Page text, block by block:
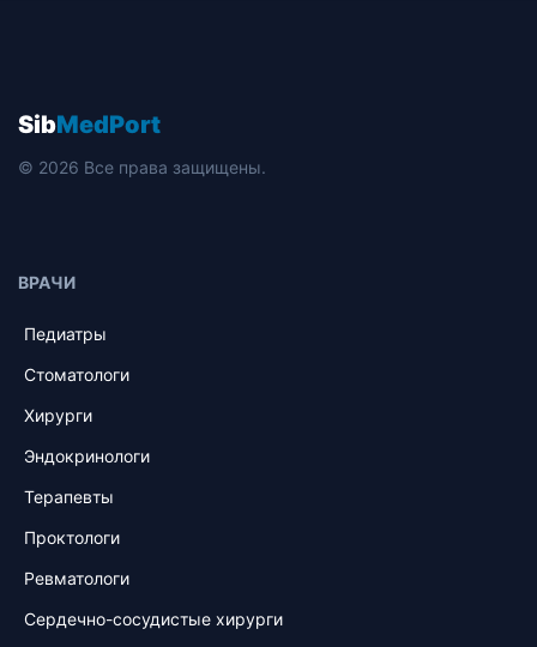
SibMedPort
© 2026 Все права защищены.
ВРАЧИ
Педиатры
Стоматологи
Хирурги
Эндокринологи
Терапевты
Проктологи
Ревматологи
Сердечно-сосудистые хирурги